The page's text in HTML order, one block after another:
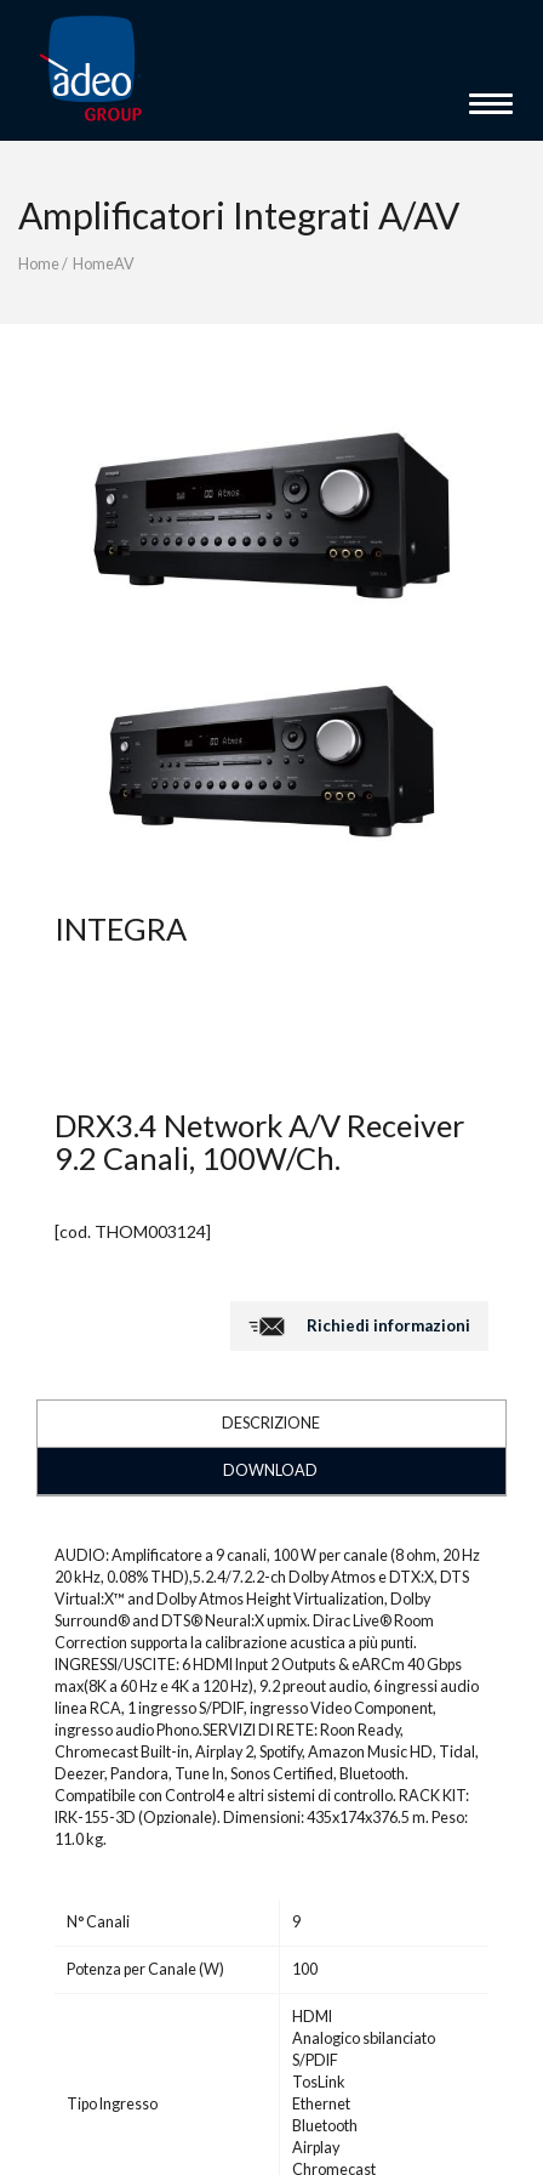
Toggle
Amplificatori Integrati A/AV
Home/ HomeAV
INTEGRA
DRX3.4 Network A/V Receiver
9.2 Canali, 100W/Ch.
[cod. THOM003124]
Richiedi informazioni
DESCRIZIONE
DOWNLOAD
AUDIO: Amplificatore a 9 canali, 100 W per canale (8 ohm, 20 Hz
20 kHz, 0.08% THD),5.2.4/7.2.2-ch Dolby Atmos e DTX:X, DTS
Virtual:X™ and Dolby Atmos Height Virtualization, Dolby
Surround® and DTS® Neural:X upmix. Dirac Live® Room
Correction supporta la calibrazione acustica a più punti.
INGRESSI/USCITE: 6 HDMI Input 2 Outputs & eARCm 40 Gbps
max(8K a 60 Hz e 4K a 120 Hz), 9.2 preout audio, 6 ingressi audio
linea RCA, 1 ingresso S/PDIF, ingresso Video Component,
ingresso audio Phono.SERVIZI DI RETE: Roon Ready,
Chromecast Built-in, Airplay 2, Spotify, Amazon Music HD, Tidal,
Deezer, Pandora, Tune In, Sonos Certified, Bluetooth.
Compatibile con Control4 e altri sistemi di controllo. RACK KIT:
IRK-155-3D (Opzionale). Dimensioni: 435x174x376.5 m. Peso:
11.0 kg.
N° Canali 9
Potenza per Canale (W) 100
Tipo Ingresso
HDMI
Analogico sbilanciato
S/PDIF
TosLink
Ethernet
Bluetooth
Airplay
Chromecast